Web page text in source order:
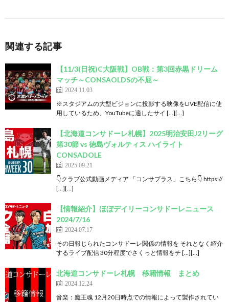
関連する記事
【11/3(日祝)C大阪戦】OB戦：第3回赤黒ドリーム
マッチ～CONSAOLDSの不屈～
2024.11.03
※スタジアムの大型ビジョンに投影する映像をLIVE配信に使
用しているため、YouTubeに適したサイ […][…]
【北海道コンサドーレ札幌】2025明治安田J2リーグ
第30節 vs 徳島ヴォルティス ハイライト
CONSADOLE
2025.09.21
👇クラブ公式動画メディア 「コンサプラス」こちら👇 https://
[…][…]
【情報紹介】ほぼデイリーコンサドーレニュース
2024/7/16
2024.07.17
その日報じられたコンサドーレ関係の情報を それとなく紹介
するライブ配信 30分程度でさくっと情報をチ […][…]
北海道コンサドーレ札幌 移籍情報 まとめ
2024.12.24
音楽：魔王魂 12月20日時点での情報によって製作されてい